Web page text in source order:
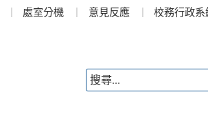
處室分機 意見反應 校務行政系